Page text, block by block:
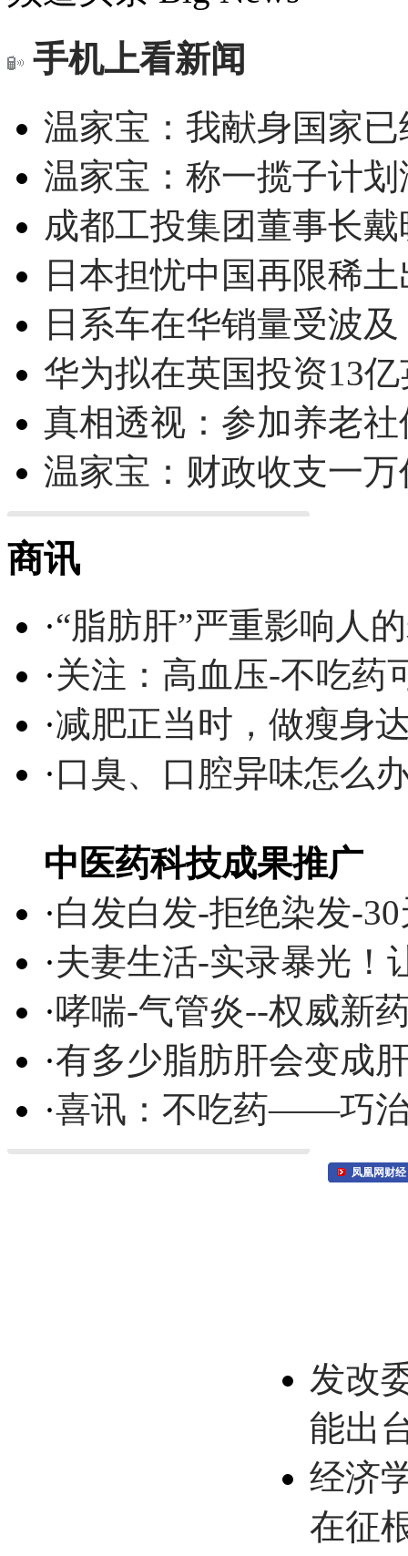
手机上看新闻
温家宝：我献身国家
温家宝：称一揽子计
成都工投集团董事长
日本担忧中国再限稀
日系车在华销量受波
华为拟在英国投资13
真相透视：参加养老
温家宝：财政收支一
商讯
·“脂肪肝”严重影响人
·关注：高血压-不吃药
·减肥正当时，做瘦身
·口臭、口腔异味怎么
中医药科技成果推广
·白发白发-拒绝染发-
·夫妻生活-实录暴光！
·哮喘-气管炎--权威新
·有多少脂肪肝会变成
·喜讯：不吃药——巧
凤凰网财经
发改
能出
经济
在征